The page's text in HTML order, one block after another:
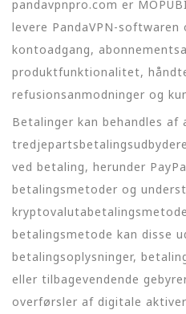
pandavpnpro.com er
levere PandaVPN-softwaren
kontoadgang,
produktfunktionalitet,
refusionsanmodninger og
Betalinger kan behandles af
ved betaling, herunder
betalingsmetoder og
betalingsmetode kan disse
betalingsoplysninger,
eller tilbagevendende
overførsler af digitale